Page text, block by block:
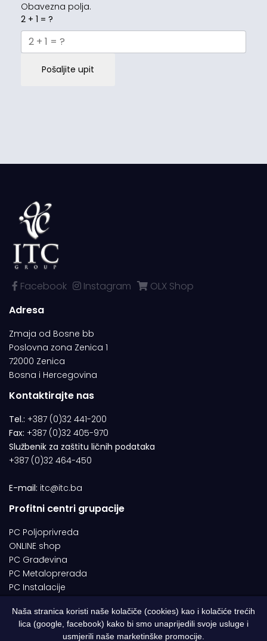
Obavezna polja.
2 + 1 = ?
Pošaljite upit
Facebook Instagram
OLX Shop
Adresa
Zmaja od Bosne bb
Poslovna zona Zenica 1
72000 Zenica
Bosna i Hercegovina
Kontaktirajte nas
Tel.: +387 (0)32 441-200
Fax: +387 (0)32 405-970
Službenik za zaštitu ličnih podataka
+387 (0)32 464-450
E-mail: itc@itc.ba
Profitni centri grupacije
PC Poljoprivreda
ONLINE shop
PC Građevina
PC Metaloprerada
PC Instalacije
© 1994-2026 | ITC d.o.o. Zenica. Sva prava pridržana | Designed by
Naša stranica koristi naše kolačiče (cookies) kao i kolačiće trećih
lica (google, facebook) kako bi smo unaprijedili svoje usluge i
usmjerili naše marketinške promocije.